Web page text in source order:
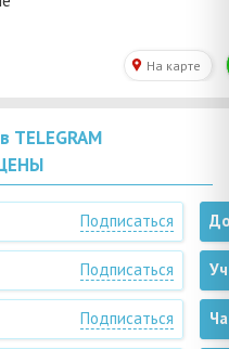
TELEGRAM
Подписаться
Подписаться
Подписаться